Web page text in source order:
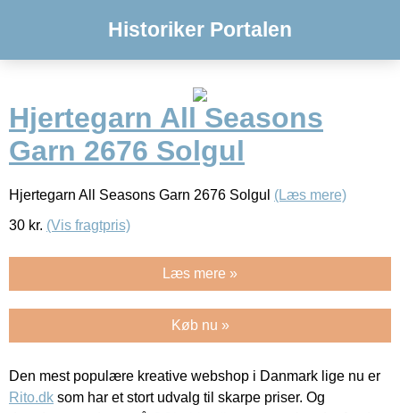
Historiker Portalen
Hjertegarn All Seasons
Garn 2676 Solgul
Hjertegarn All Seasons Garn 2676 Solgul (Læs mere)
30 kr. (Vis fragtpris)
Læs mere »
Køb nu »
Den mest populære kreative webshop i Danmark lige nu er
Rito.dk som har et stort udvalg til skarpe priser. Og